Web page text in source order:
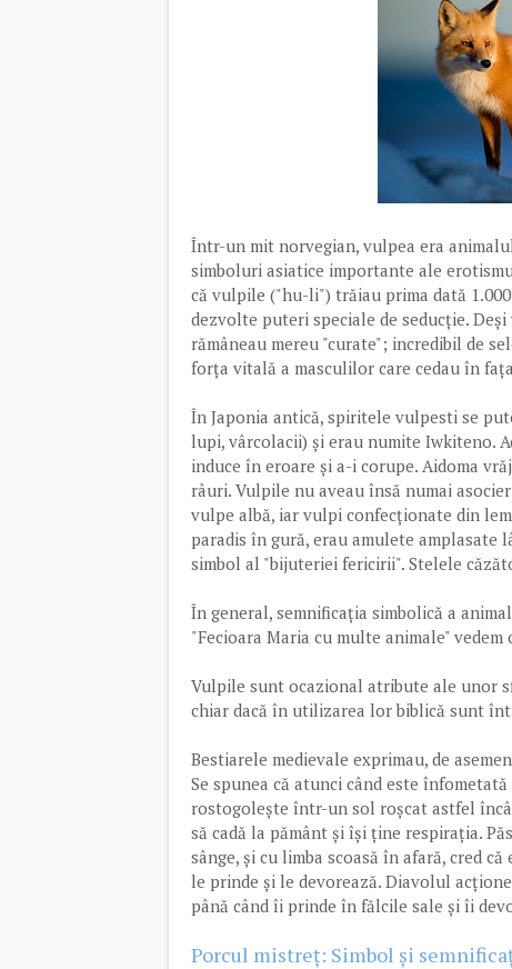
Într-un mit norvegian, vulpea era
simboluri asiatice importante ale
că vulpile ("hu-li") trăiau prima dată
dezvolte puteri speciale de seducție.
rămâneau mereu "curate"; incredibil de
forța vitală a masculilor care cedau în
În Japonia antică, spiritele vulpesti se
lupi, vârcolacii) și erau numite Iwkiteno.
induce în eroare și a-i corupe. Aidoma
râuri. Vulpile nu aveau însă numai
vulpe albă, iar vulpi confecționate din
paradis în gură, erau amulete
simbol al "bijuteriei fericirii". Stelele
În general, semnificația simbolică a
"Fecioara Maria cu multe animale"
Vulpile sunt ocazional atribute ale unor
chiar dacă în utilizarea lor biblică sunt
Bestiarele medievale exprimau, de
Se spunea că atunci când este
rostogolește într-un sol roșcat astfel
să cadă la pământ și își ține respirația.
sânge, și cu limba scoasă în afară, cred
le prinde și le devorează. Diavolul
până când îi prinde în fălcile sale și îi
Porcul mistreț: Simbol și